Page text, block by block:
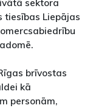
tiesības Liepājas
brīvostas
kā
personām,